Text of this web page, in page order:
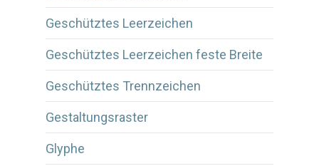
Geschütztes Leerzeichen
Geschütztes Leerzeichen feste Breite
Geschütztes Trennzeichen
Gestaltungsraster
Glyphe